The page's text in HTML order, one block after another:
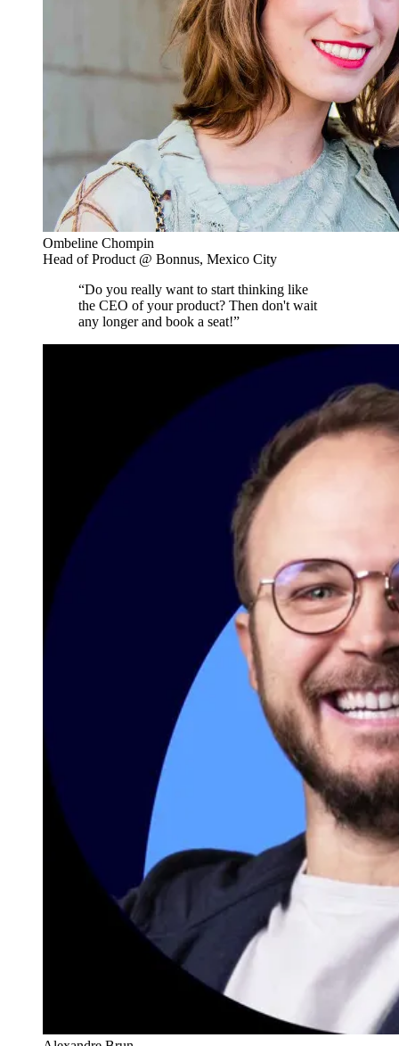
Ombeline Chompin
Head of Product @ Bonnus, Mexico City
“Do you really want to start thinking like
the CEO of your product? Then don't wait
any longer and book a seat!”